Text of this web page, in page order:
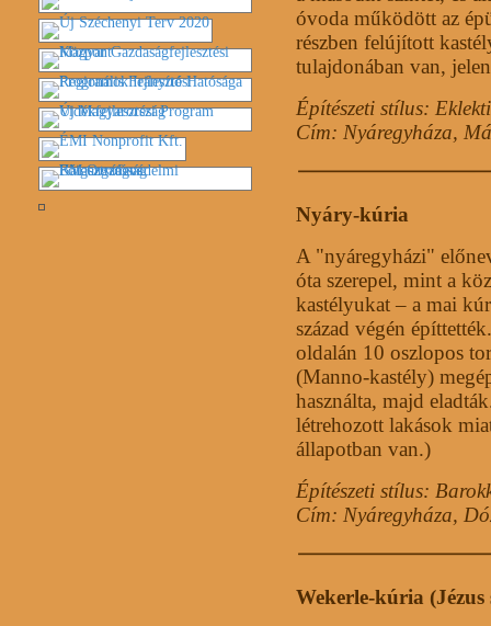
óvoda működött az
részben felújított
tulajdonában van,
Építészeti stílus:
Cím: Nyáregyháza,
Nyáry-kúria
A "nyáregyházi"
óta szerepel, mint a
kastélyukat – a mai
század végén
oldalán 10 oszlopos
(Manno-kastély)
használta, majd
létrehozott lakások
állapotban van.)
Építészeti stílus:
Cím: Nyáregyháza,
Wekerle-kúria (Jézus